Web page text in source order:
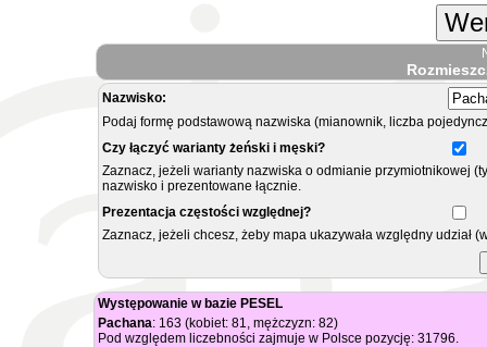
Nazwisko:
Podaj formę podstawową nazwiska (mianownik, liczba
Czy łączyć warianty żeński i męski?
Zaznacz, jeżeli warianty nazwiska o odmianie przymiotnikowej
nazwisko i prezentowane łącznie.
Prezentacja częstości względnej?
Zaznacz, jeżeli chcesz, żeby mapa ukazywała względny
Występowanie w bazie PESEL
Pachana: 163 (kobiet: 81, mężczyzn: 82)
Pod względem liczebności zajmuje w Polsce pozycję: 31796.